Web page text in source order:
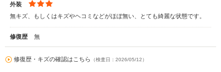
外装
無キズ、もしくはキズやヘコミなどがほぼ無い、とても綺麗な状態です。
修復歴 無
修復歴・キズの確認はこちら （検査日：2026/05/12）